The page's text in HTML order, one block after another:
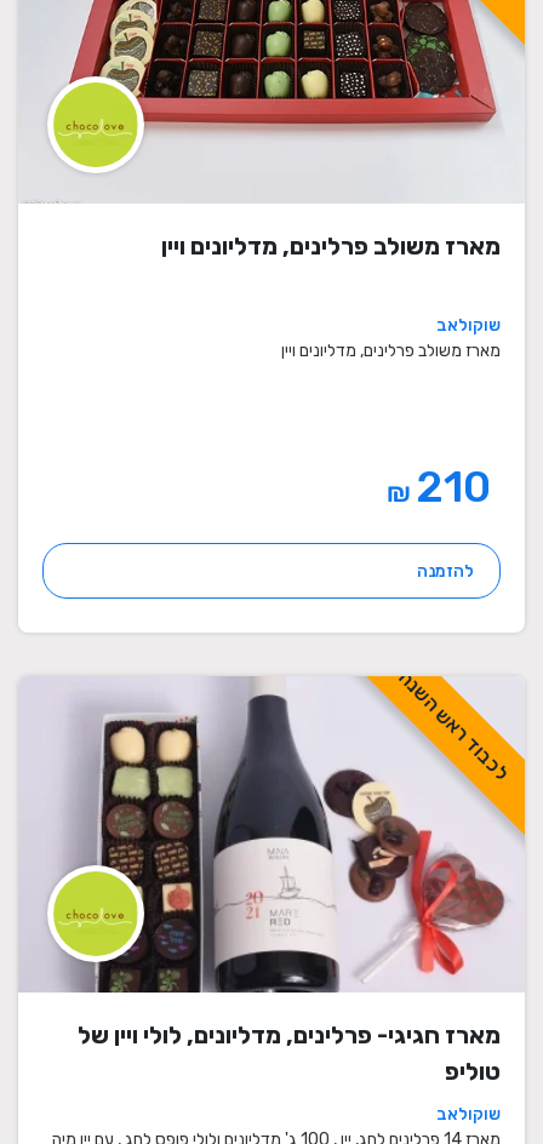
מארז משולב פרלינים, מדליונים ויין
שוקולאב
מארז משולב פרלינים, מדליונים ויין
₪
להזמנה
לכבוד ראש השנה
מארז חגיגי- פרלינים, מדליונים, לולי ויין של
טוליפ
שוקולאב
מארז 14 פרלינים לחג, יין , 100 ג' מדליונים ולולי פופס לחג , עם יין מיה